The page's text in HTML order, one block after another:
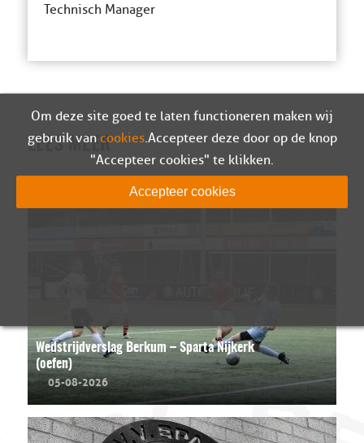
Technisch Manager
LEES MEER
Wedstrijdverslag Berkum – Sparta Nijkerk
(oefen)
05-08-2026
Om deze site goed te laten functioneren maken wij
gebruik van cookies. Accepteer deze door op de knop
"Accepteer cookies" te klikken.
Accepteer cookies